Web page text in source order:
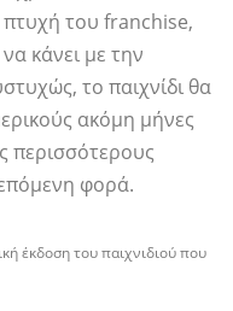
πτυχή του franchise,
κάνει με την
το παιχνίδι θα
ακόμη μήνες
περισσότερους
φορά.
έκδοση του παιχνιδιού που